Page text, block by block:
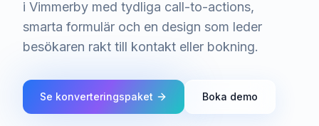
i Vimmerby med tydliga call-to-actions,
smarta formulär och en design som leder
besökaren rakt till kontakt eller bokning.
Se konverteringspaket Boka demo